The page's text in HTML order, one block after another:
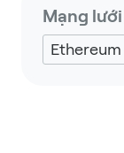
Mạng lưới
Ethereum